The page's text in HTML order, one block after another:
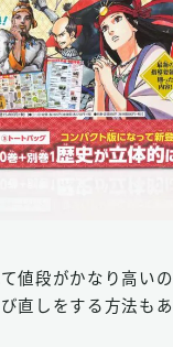
値段がかなり高い
直しをする方法もあ